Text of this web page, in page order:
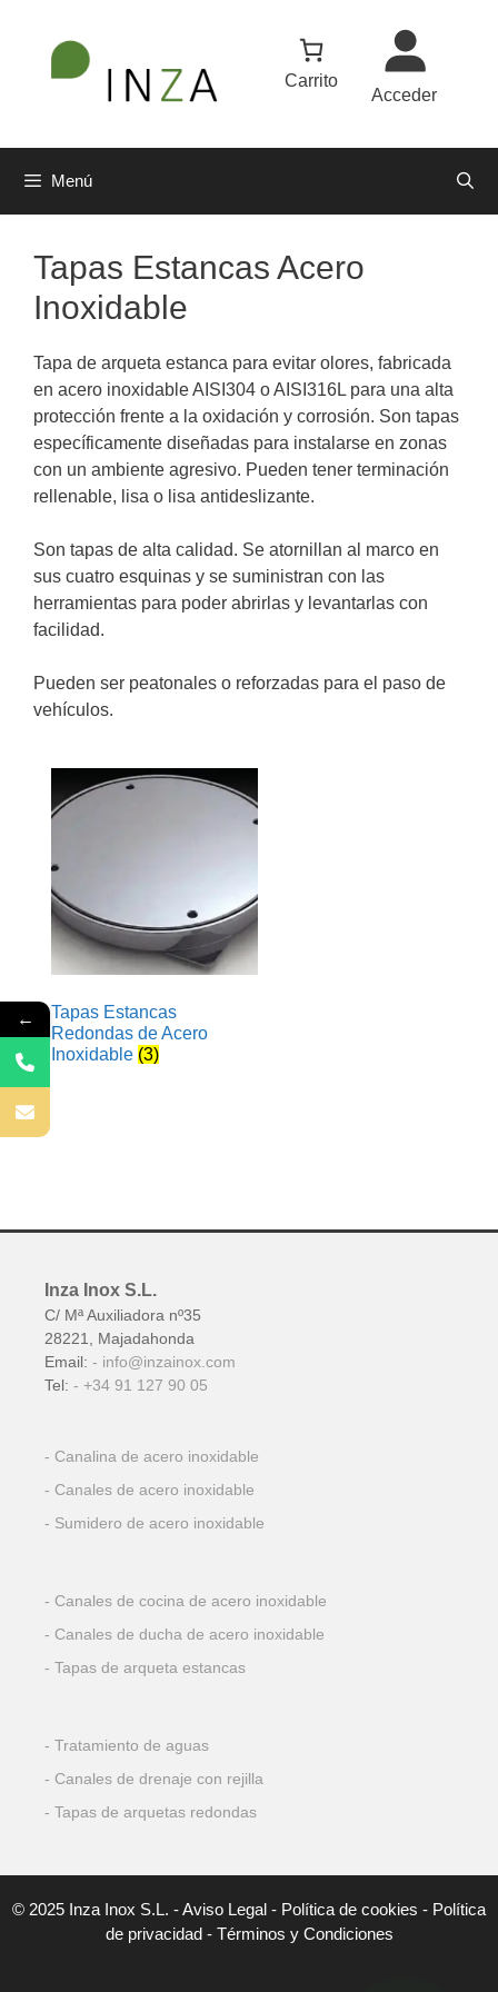
Carrito
Acceder
Menú
Tapas Estancas Acero
Inoxidable
Tapa de arqueta estanca para evitar olores, fabricada
en acero inoxidable AISI304 o AISI316L para una alta
protección frente a la oxidación y corrosión. Son tapas
específicamente diseñadas para instalarse en zonas
con un ambiente agresivo. Pueden tener terminación
rellenable, lisa o lisa antideslizante.
Son tapas de alta calidad. Se atornillan al marco en
sus cuatro esquinas y se suministran con las
herramientas para poder abrirlas y levantarlas con
facilidad.
Pueden ser peatonales o reforzadas para el paso de
vehículos.
Tapas Estancas
Redondas de Acero
Inoxidable (3)
Inza Inox S.L.
C/ Mª Auxiliadora nº35
28221, Majadahonda
Email:
info@inzainox.com
Tel:
+34 91 127 90 05
Canalina de acero inoxidable
Canales de acero inoxidable
Sumidero de acero inoxidable
Canales de cocina de acero inoxidable
Canales de ducha de acero inoxidable
Tapas de arqueta estancas
Tratamiento de aguas
Canales de drenaje con rejilla
Tapas de arquetas redondas
© 2025 Inza Inox S.L. -Aviso Legal - Política de cookies - Política
de privacidad- Términos y Condiciones
←